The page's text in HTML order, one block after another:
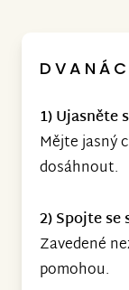
1) Ujasněte
Mějte jasný
dosáhnout.
2) Spojte
Zavedené
pomohou.